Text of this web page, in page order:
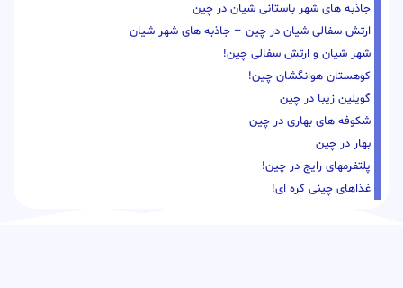
جاذبه های شهر باستانی شیان در چین
ارتش سفالی شیان در چین – جاذبه های شهر شیان
شهر شیان و ارتش سفالی چین!
کوهستان هوانگشان چین!
گویلین زیبا در چین
شکوفه های بهاری در چین
بهار در چین
پلتفرمهای رایج در چین!
غذاهای چینی کره ای!